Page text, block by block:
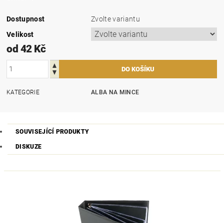
Dostupnost
Zvolte variantu
Velikost
od 42 Kč
KATEGORIE ALBA NA MINCE
SOUVISEJÍCÍ PRODUKTY
DISKUZE